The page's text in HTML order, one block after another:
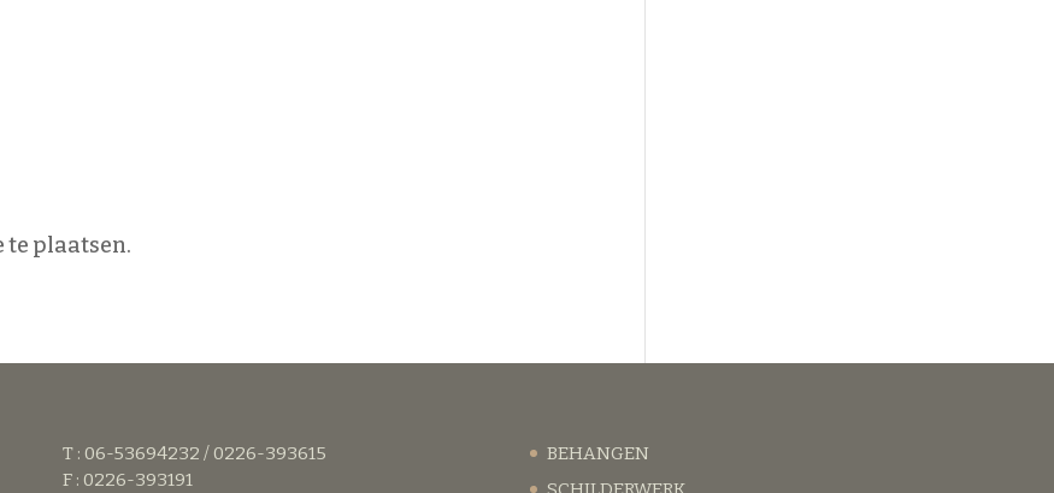
te plaatsen.
T : 06-53694232 / 0226-393615
F : 0226-393191
BEHANGEN